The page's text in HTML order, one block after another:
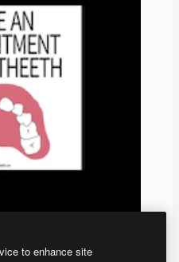
to enhance site